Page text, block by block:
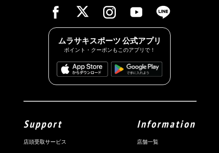
ムラサキスポーツ 公式アプリ
ポイント・クーポンもこのアプリで！
Support
店頭受取サービス
Information
店舗一覧